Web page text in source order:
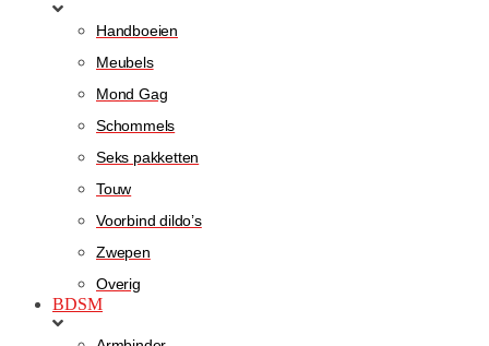
Handboeien
Meubels
Mond Gag
Schommels
Seks pakketten
Touw
Voorbind dildo’s
Zwepen
Overig
BDSM